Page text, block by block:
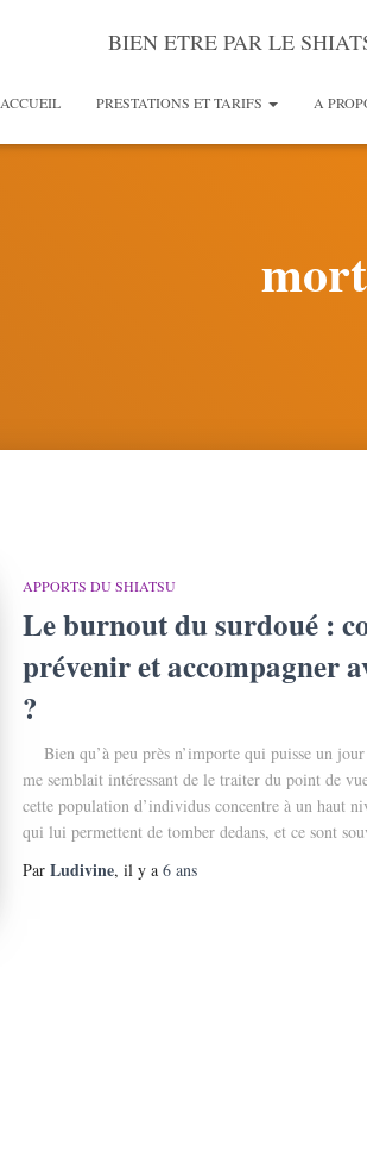
BIEN ETRE PAR LE
ACCUEIL PRESTATIONS ET TARIFS A
mort
APPORTS DU SHIATSU
Le burnout du surdoué :
prévenir et accompagner
?
Bien qu’à peu près n’importe qui puisse un
me semblait intéressant de le traiter du point de
cette population d’individus concentre à un haut
qui lui permettent de tomber dedans, et ce sont
Par Ludivine, il y a 6 ans